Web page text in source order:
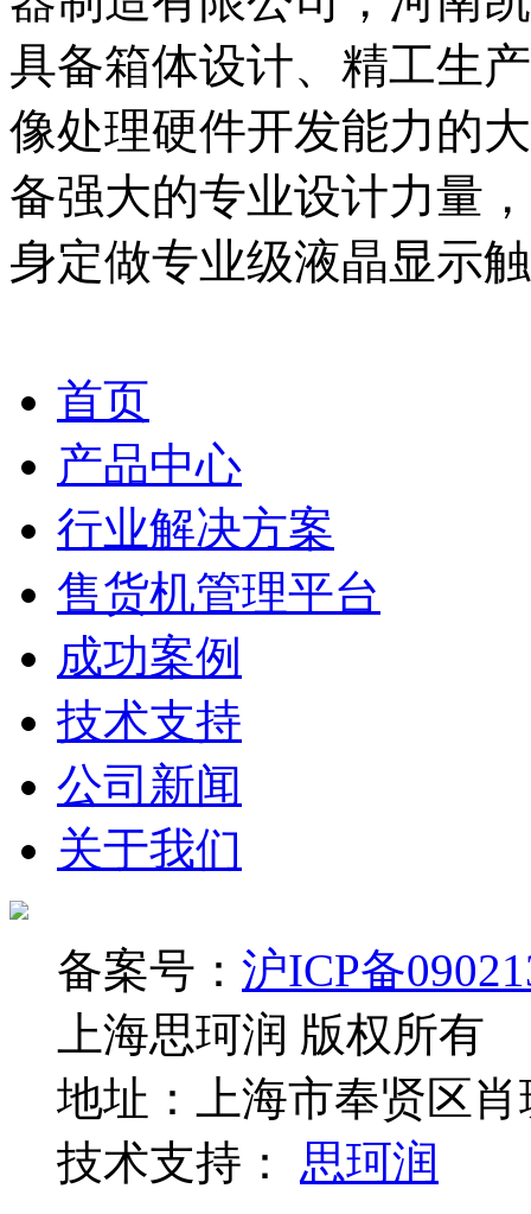
具备箱体设计、精工生
像处理硬件开发能力的
备强大的专业设计力量
身定做专业级液晶显示
首页
产品中心
行业解决方案
售货机管理平台
成功案例
技术支持
公司新闻
关于我们
备案号： 沪ICP备
上海思珂润 版权所有
地址：上海市奉贤区肖
技术支持： 思珂润